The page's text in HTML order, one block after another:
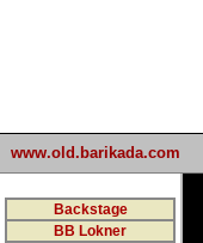
www.old.barikada.com
Backstage
BB Lokner